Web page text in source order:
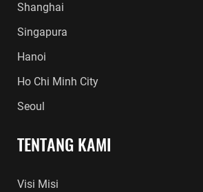
Shanghai
Singapura
Hanoi
Ho Chi Minh City
Seoul
TENTANG KAMI
Visi Misi